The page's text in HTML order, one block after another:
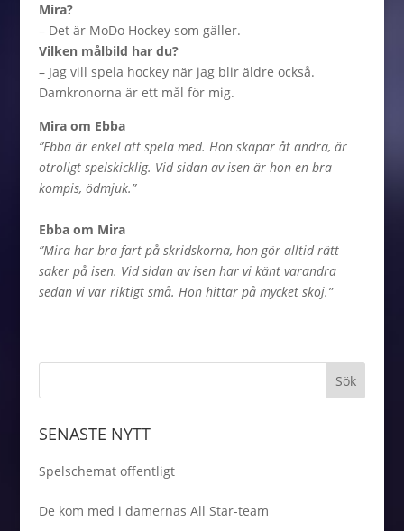
Mira?
– Det är MoDo Hockey som gäller.
Vilken målbild har du?
– Jag vill spela hockey när jag blir äldre också.
Damkronorna är ett mål för mig.
Mira om Ebba
”Ebba är enkel att spela med. Hon skapar åt andra, är
otroligt spelskicklig. Vid sidan av isen är hon en bra
kompis, ödmjuk.”
Ebba om Mira
”Mira har bra fart på skridskorna, hon gör alltid rätt
saker på isen. Vid sidan av isen har vi känt varandra
sedan vi var riktigt små. Hon hittar på mycket skoj.”
SENASTE NYTT
Spelschemat offentligt
De kom med i damernas All Star-team